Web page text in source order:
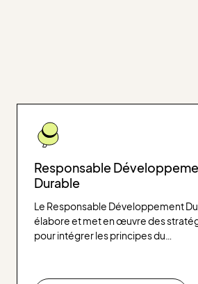
Responsable
Durable
Le Responsable Développement
élabore et met en œuvre des
pour intégrer les principes du
impact environnemental et à